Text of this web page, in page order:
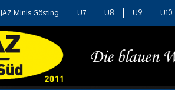
JAZ Minis Gösting U7 U8 U9 U10